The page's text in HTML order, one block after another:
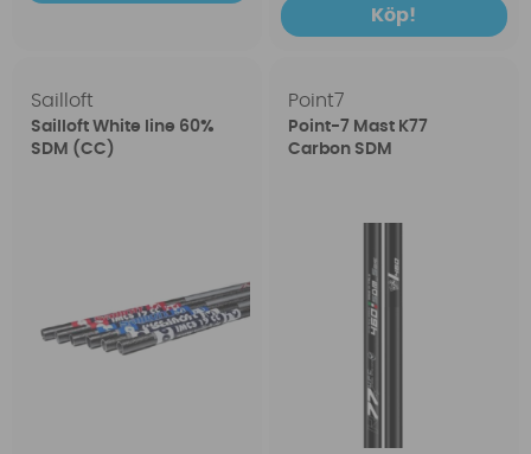
Köp!
Sailloft
Sailloft White line 60%
SDM (CC)
Point7
Point-7 Mast K77
Carbon SDM